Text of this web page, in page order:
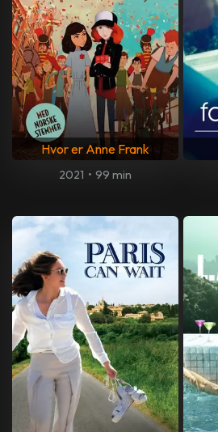
Hvor er Anne Frank
2021 • 99 min